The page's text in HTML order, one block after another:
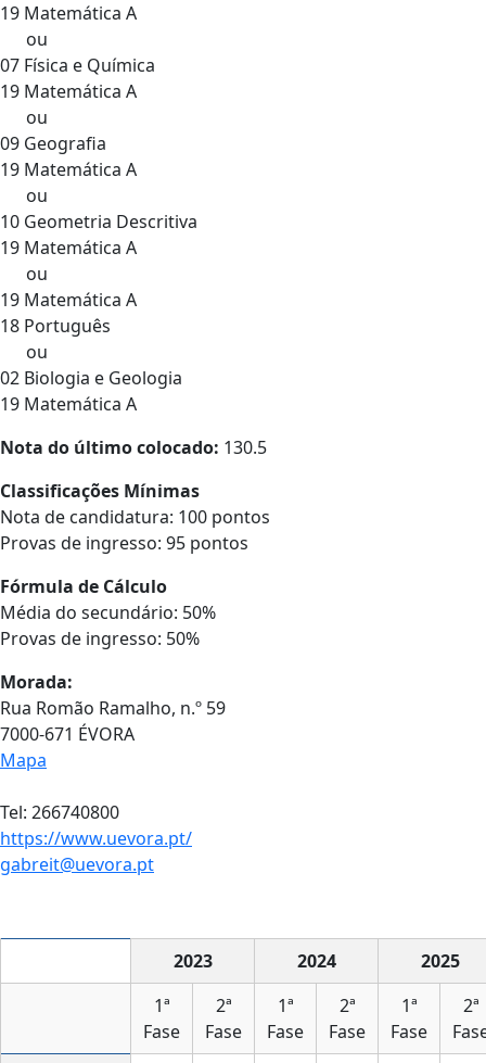
19 Matemática A
ou
07 Física e Química
19 Matemática A
ou
09 Geografia
19 Matemática A
ou
10 Geometria Descritiva
19 Matemática A
ou
19 Matemática A
18 Português
ou
02 Biologia e Geologia
19 Matemática A
Nota do último colocado: 130.5
Classificações Mínimas
Nota de candidatura: 100 pontos
Provas de ingresso: 95 pontos
Fórmula de Cálculo
Média do secundário: 50%
Provas de ingresso: 50%
Morada:
Rua Romão Ramalho, n.º 59
7000-671 ÉVORA
Mapa
Tel: 266740800
https://www.uevora.pt/
gabreit@uevora.pt
2023 2024
2025
1ª
Fase
2ª
Fase
1ª
Fase
2ª
Fase
1ª
Fase
2ª